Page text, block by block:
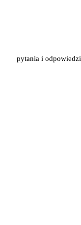
pytania i odpowiedzi